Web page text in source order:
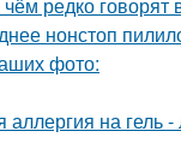
нонстоп
фото:
на гель -